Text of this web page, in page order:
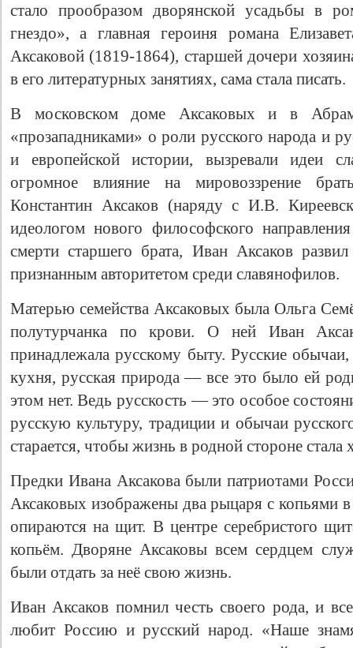
стало прообразом дворянской усадьбы в
гнездо», а главная героиня романа
Аксаковой (1819-1864), старшей дочери
в его литературных занятиях, сама стала писать.
В московском доме Аксаковых и в
«прозападниками» о роли русского народа и
и европейской истории, вызревали идеи
огромное влияние на мировоззрение
Константин Аксаков (наряду с И.В.
идеологом нового философского
смерти старшего брата, Иван Аксаков
признанным авторитетом среди славянофилов.
Матерью семейства Аксаковых была Ольга
полутурчанка по крови. О ней Иван
принадлежала русскому быту. Русские
кухня, русская природа — все это было ей
этом нет. Ведь русскость — это особое
русскую культуру, традиции и обычаи
старается, чтобы жизнь в родной стороне стала
Предки Ивана Аксакова были патриотами
Аксаковых изображены два рыцаря с копьями
опираются на щит. В центре серебристого
копьём. Дворяне Аксаковы всем сердцем
были отдать за неё свою жизнь.
Иван Аксаков помнил честь своего рода, и
любит Россию и русский народ. «Наше